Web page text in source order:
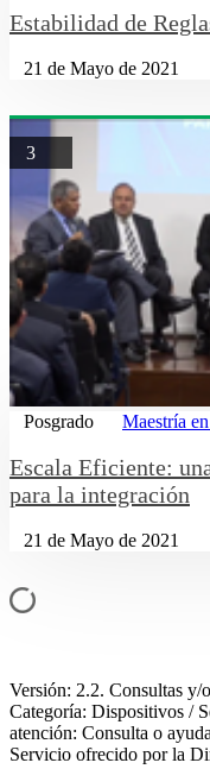
Estabilidad de
21 de Mayo de 2021
3
Posgrado Maestría
Escala Eficiente:
para la integración
21 de Mayo de 2021
Versión: 2.2. Consultas y/
Categoría: Dispositivos /
atención: Consulta o
Servicio ofrecido por la